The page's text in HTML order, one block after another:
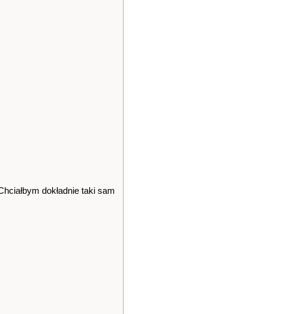
dokładnie taki sam